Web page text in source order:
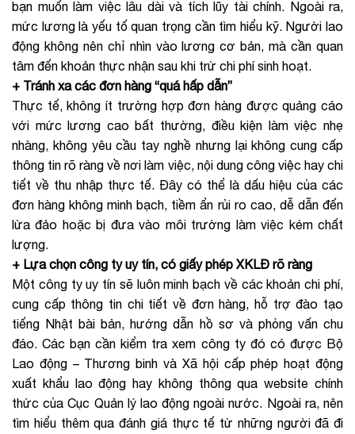
bạn muốn làm việc lâu dài và tích lũy tài chính. Ngoài ra,
mức lương là yếu tố quan trọng cần tìm hiểu kỹ. Người lao
động không nên chỉ nhìn vào lương cơ bản, mà cần quan
tâm đến khoản thực nhận sau khi trừ chi phí sinh hoạt.
+ Tránh xa các đơn hàng “quá hấp dẫn”
Thực tế, không ít trường hợp đơn hàng được quảng cáo
với mức lương cao bất thường, điều kiện làm việc nhẹ
nhàng, không yêu cầu tay nghề nhưng lại không cung cấp
thông tin rõ ràng về nơi làm việc, nội dung công việc hay chi
tiết về thu nhập thực tế. Đây có thể là dấu hiệu của các
đơn hàng không minh bạch, tiềm ẩn rủi ro cao, dễ dẫn đến
lừa đảo hoặc bị đưa vào môi trường làm việc kém chất
lượng.
+ Lựa chọn công ty uy tín, có giấy phép XKLĐ rõ ràng
Một công ty uy tín sẽ luôn minh bạch về các khoản chi phí,
cung cấp thông tin chi tiết về đơn hàng, hỗ trợ đào tạo
tiếng Nhật bài bản, hướng dẫn hồ sơ và phỏng vấn chu
đáo. Các bạn cần kiểm tra xem công ty đó có được Bộ
Lao động – Thương binh và Xã hội cấp phép hoạt động
xuất khẩu lao động hay không thông qua website chính
thức của Cục Quản lý lao động ngoài nước. Ngoài ra, nên
tìm hiểu thêm qua đánh giá thực tế từ những người đã đi